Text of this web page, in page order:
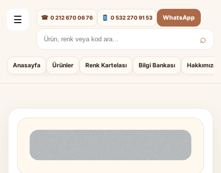
☰
Anasayfa Ürünler Renk Kartelası Bilgi Bankası Hakkımızda
Arama: ⌕
☎ 0 212 670 06 76 0 532 270 91 53 WhatsApp